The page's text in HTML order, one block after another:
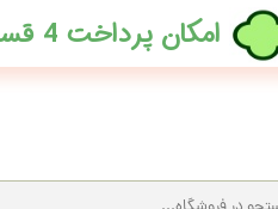
​امکان پرداخت 4 قسطه بدون کارمزد، در ترب پی فعال شد